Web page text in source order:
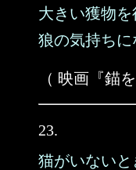
大きい獲物
狼の気持ちに
（ 映画『錨
23.
猫がいないと